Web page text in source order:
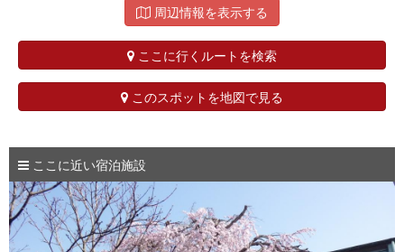
周辺情報を表示する
ここに行くルートを検索
このスポットを地図で見る
ここに近い宿泊施設